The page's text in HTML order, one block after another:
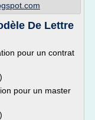
De Lettre
pour un contrat
pour un master